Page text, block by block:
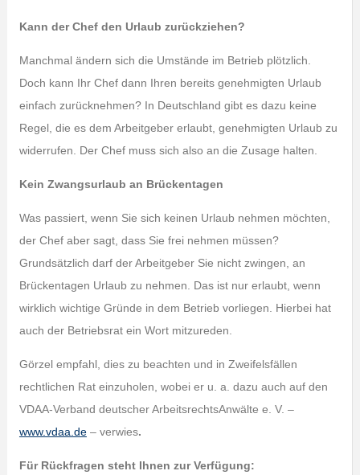
Kann der Chef den Urlaub zurückziehen?
Manchmal ändern sich die Umstände im Betrieb plötzlich.
Doch kann Ihr Chef dann Ihren bereits genehmigten Urlaub
einfach zurücknehmen? In Deutschland gibt es dazu keine
Regel, die es dem Arbeitgeber erlaubt, genehmigten Urlaub zu
widerrufen. Der Chef muss sich also an die Zusage halten.
Kein Zwangsurlaub an Brückentagen
Was passiert, wenn Sie sich keinen Urlaub nehmen möchten,
der Chef aber sagt, dass Sie frei nehmen müssen?
Grundsätzlich darf der Arbeitgeber Sie nicht zwingen, an
Brückentagen Urlaub zu nehmen. Das ist nur erlaubt, wenn
wirklich wichtige Gründe in dem Betrieb vorliegen. Hierbei hat
auch der Betriebsrat ein Wort mitzureden.
Görzel empfahl, dies zu beachten und in Zweifelsfällen
rechtlichen Rat einzuholen, wobei er u. a. dazu auch auf den
VDAA-Verband deutscher ArbeitsrechtsAnwälte e. V. –
www.vdaa.de– verwies.
Für Rückfragen steht Ihnen zur Verfügung: